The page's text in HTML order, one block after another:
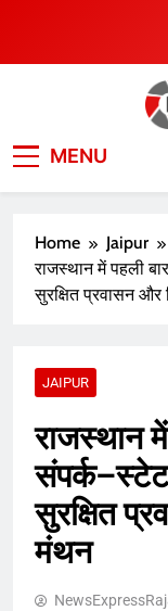
content
MENU
Home
Jaipur
राजस्थान में पहली
सुरक्षित प्रवासन और
JAIPUR
राजस्थान में
सुरक्षित
मंथन